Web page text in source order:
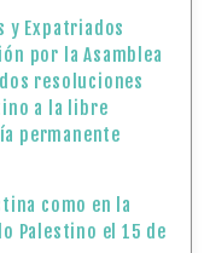
y Expatriados
por la Asamblea
resoluciones
a la libre
permanente
como en la
Palestino el 15 de